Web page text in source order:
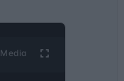
Media